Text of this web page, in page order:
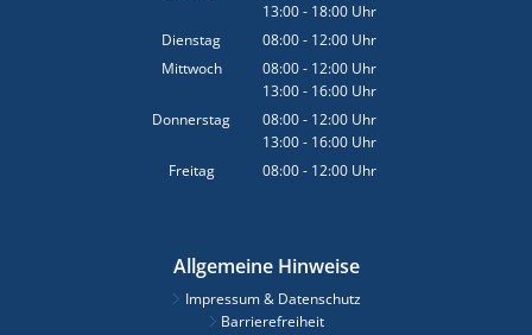
Von 08:00 bis 12:00 Uhr
13:00- 18:00 Uhr
Von 13:00 bis 18:00 Uhr
Dienstag 08:00- 12:00 Uhr
Von 08:00 bis 12:00 Uhr
Mittwoch 08:00- 12:00 Uhr
Von 08:00 bis 12:00 Uhr
13:00- 16:00 Uhr
Von 13:00 bis 16:00 Uhr
Donnerstag 08:00- 12:00 Uhr
Von 08:00 bis 12:00 Uhr
13:00- 16:00 Uhr
Von 13:00 bis 16:00 Uhr
Freitag 08:00- 12:00 Uhr
Allgemeine Hinweise
Impressum & Datenschutz
Barrierefreiheit